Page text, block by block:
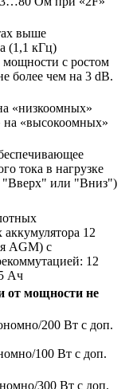
выше
(1,1 кГц)
мощности с ростом
более чем на 3 dB.
«низкоомных»
на «высокоомных»
тока в нагрузке
"Вверх" или "Вниз")
12
AGM) с
12
Ач
от мощности не
200 Вт с доп.
100 Вт с доп.
300 Вт с доп.